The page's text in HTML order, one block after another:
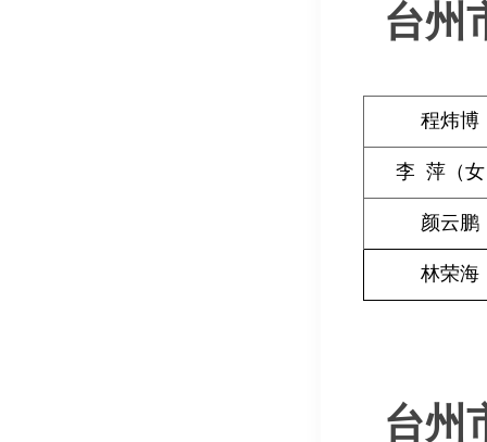
台州
程炜博
李 萍（
颜云鹏
林荣海
台州